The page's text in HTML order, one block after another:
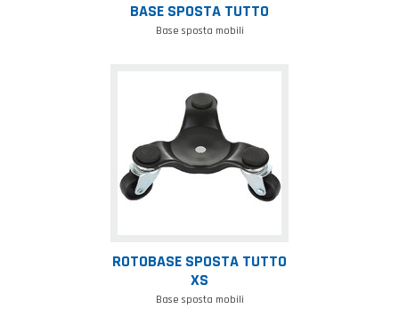
BASE SPOSTA TUTTO
Base sposta mobili
sposta
tutto
XS
ROTOBASE SPOSTA TUTTO
XS
Base sposta mobili